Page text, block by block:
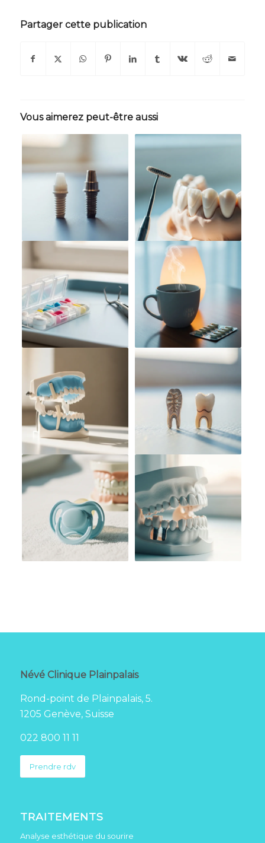
Partager cette publication
Vous aimerez peut-être aussi
Névé Clinique Plainpalais
Rond-point de Plainpalais, 5.
1205 Genève, Suisse
022 800 11 11
Prendre rdv
TRAITEMENTS
Analyse esthétique du sourire